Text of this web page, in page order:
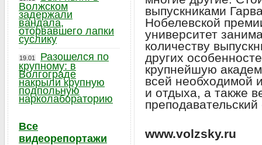
выпускниками
Нобелевской
университет
количеству
других
крупнейшую
всей необходимой
и отдыха, а также
преподавательский
www.volzsky.ru
Волжском
задержали
вандала,
оторвавшего лапки
суслику
19.01
Разошелся по
крупному: в
Волгограде
накрыли крупную
подпольную
нарколабораторию
Все
видеорепортажи